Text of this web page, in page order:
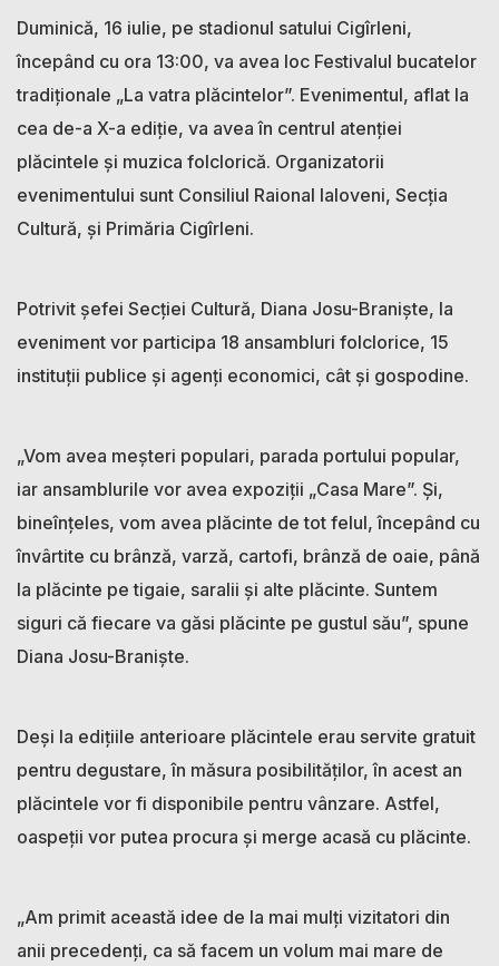
Duminică, 16 iulie, pe stadionul satului Cigîrleni,
începând cu ora 13:00, va avea loc Festivalul bucatelor
tradiționale „La vatra plăcintelor”. Evenimentul, aflat la
cea de-a X-a ediție, va avea în centrul atenției
plăcintele și muzica folclorică. Organizatorii
evenimentului sunt Consiliul Raional Ialoveni, Secția
Cultură, și Primăria Cigîrleni.
Potrivit șefei Secției Cultură, Diana Josu-Braniște, la
eveniment vor participa 18 ansambluri folclorice, 15
instituții publice și agenți economici, cât și gospodine.
„Vom avea meșteri populari, parada portului popular,
iar ansamblurile vor avea expoziții „Casa Mare”. Și,
bineînțeles, vom avea plăcinte de tot felul, începând cu
învârtite cu brânză, varză, cartofi, brânză de oaie, până
la plăcinte pe tigaie, saralii și alte plăcinte. Suntem
siguri că fiecare va găsi plăcinte pe gustul său”, spune
Diana Josu-Braniște.
Deși la edițiile anterioare plăcintele erau servite gratuit
pentru degustare, în măsura posibilităților, în acest an
plăcintele vor fi disponibile pentru vânzare. Astfel,
oaspeții vor putea procura și merge acasă cu plăcinte.
„Am primit această idee de la mai mulți vizitatori din
anii precedenți, ca să facem un volum mai mare de